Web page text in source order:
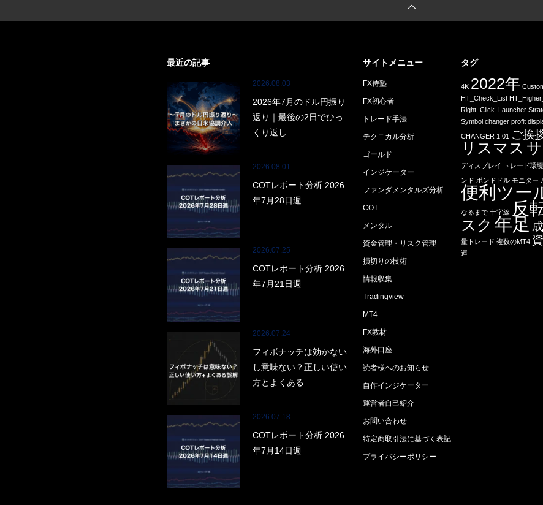
最近の記事
2026.08.03
2026年7月のドル円振り
返り｜最後の2日でひっ
くり返し…
2026.08.01
COTレポート分析 2026
年7月28日週
2026.07.25
COTレポート分析 2026
年7月21日週
2026.07.24
フィボナッチは効かない
し意味ない？正しい使い
方とよくある…
2026.07.18
COTレポート分析 2026
年7月14日週
サイトメニュー
FX侍塾
FX初心者
トレード手法
テクニカル分析
ゴールド
インジケーター
ファンダメンタルズ分析
COT
メンタル
資金管理・リスク管理
損切りの技術
情報収集
Tradingview
MT4
FX教材
海外口座
読者様へのお知らせ
自作インジケーター
運営者自己紹介
お問い合わせ
特定商取引法に基づく表記
プライバシーポリシー
タグ
4K 2022年
HT_Check_List
Right_Click_Launcher
Symbol changer profit
CHANGER 1.01 ご挨
リスマス
ディスプレイ
トレード環境
ンド ポンドドル モニター
便利ツー
なるまで 十字線 反
スク 年足
量トレード 複数のMT4
運